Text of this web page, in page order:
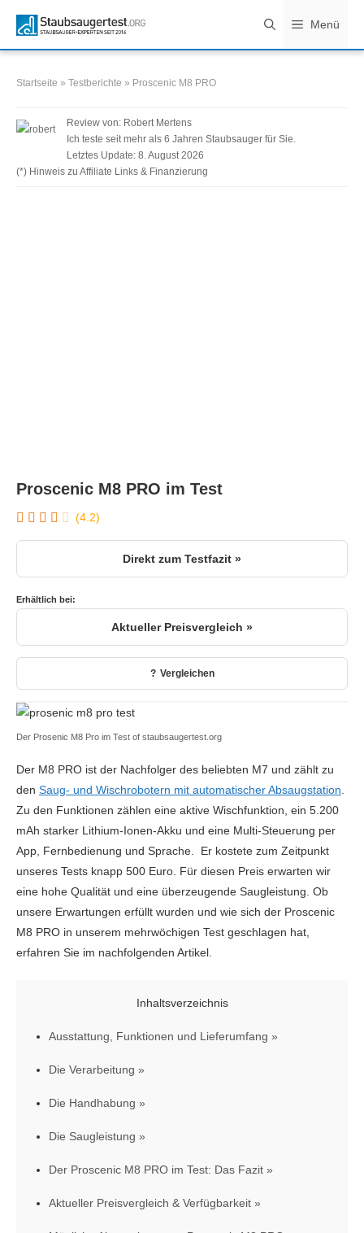
Inhalt
springen
Menü
Startseite » Testberichte » Proscenic M8 PRO
Review von: Robert Mertens
Ich teste seit mehr als 6 Jahren Staubsauger für Sie.
Letztes Update: 8. August 2026
(*) Hinweis zu Affiliate Links & Finanzierung
Proscenic M8 PRO im Test
(4.2)
Direkt zum Testfazit »
Erhältlich bei:
Aktueller Preisvergleich »
Vergleichen
Der Prosenic M8 Pro im Test of staubsaugertest.org
Der M8 PRO ist der Nachfolger des beliebten M7 und zählt zu
den Saug- und Wischrobotern mit automatischer Absaugstation
Zu den Funktionen zählen eine aktive Wischfunktion, ein 5.200
mAh starker Lithium-Ionen-Akku und eine Multi-Steuerung per
App, Fernbedienung und Sprache. Er kostete zum Zeitpunkt
unseres Tests knapp 500 Euro. Für diesen Preis erwarten wir
eine hohe Qualität und eine überzeugende Saugleistung. Ob
unsere Erwartungen erfüllt wurden und wie sich der Proscenic
M8 PRO in unserem mehrwöchigen Test geschlagen hat,
erfahren Sie im nachfolgenden Artikel.
Inhaltsverzeichnis
Ausstattung, Funktionen und Lieferumfang
Die Verarbeitung
Die Handhabung
Die Saugleistung
Der Proscenic M8 PRO im Test: Das Fazit
Aktueller Preisvergleich & Verfügbarkeit